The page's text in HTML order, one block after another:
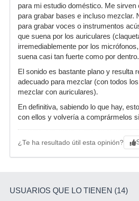
para mi estudio doméstico. Me sirven
para grabar bases e incluso mezclar.
para grabar voces o instrumentos
que suena por los auriculares
irremediablemente por los
suena casi tan fuerte como por dentro.
El sonido es bastante plano y resulta
adecuado para mezclar (con todos
mezclar con auriculares).
En definitiva, sabiendo lo que hay,
con ellos y volvería a comprármelos
¿Te ha resultado útil esta opinión?
USUARIOS QUE LO TIENEN (14)